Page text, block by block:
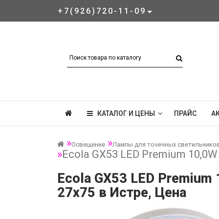
+7(926)720-11-09
КАТАЛОГ И ЦЕНЫ ПРАЙС
Освещение Лампы для точечных
Ecola GX53 LED Premium
Ecola GX53 LED
27x75 в Истре, Цена